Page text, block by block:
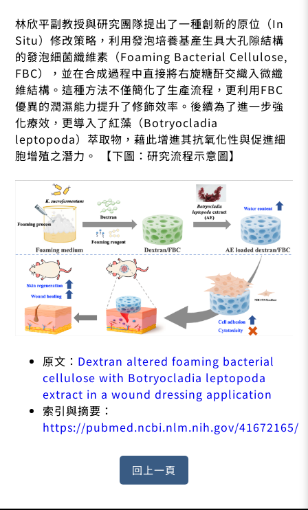
林欣平副教授與研究團隊提出了一種創新的原位（In
Situ）修改策略，利用發泡培養基產生具大孔隙結構
的發泡細菌纖維素（Foaming Bacterial Cellulose,
FBC），並在合成過程中直接將右旋糖酐交織入微纖
維結構。這種方法不僅簡化了生產流程，更利用FBC
優異的潤濕能力提升了修飾效率。後續為了進一步強
化療效，更導入了紅藻（Botryocladia
leptopoda）萃取物，藉此增進其抗氧化性與促進細
胞增殖之潛力。 【下圖：研究流程示意圖】
原文： Dextran altered foaming bacterial
cellulose with Botryocladia leptopoda
extract in a wound dressing application
索引與摘要：
https://pubmed.ncbi.nlm.nih.gov/41672165/